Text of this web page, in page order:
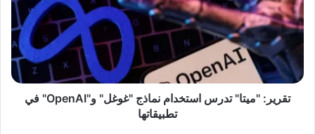
ر
م
ي
تقرير: "ميتا" تدرس استخدام نماذج "غوغل" و"OpenAI" في
تطبيقاتها